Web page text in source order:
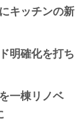
キッチンの新
明確化を打ち
一棟リノベ